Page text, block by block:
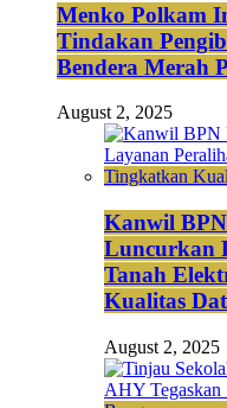
Menko Polkam
Tindakan
Bendera Merah
August 2, 2025
Kanwil
Luncurkan
Tanah
Kualitas
August 2, 2025